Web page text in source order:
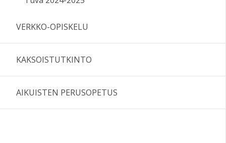
VERKKO-OPISKELU
KAKSOISTUTKINTO
AIKUISTEN PERUSOPETUS